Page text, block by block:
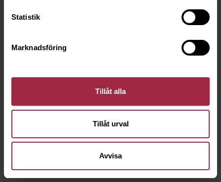
Statistik
Marknadsföring
Tillåt alla
Tillåt urval
Avvisa